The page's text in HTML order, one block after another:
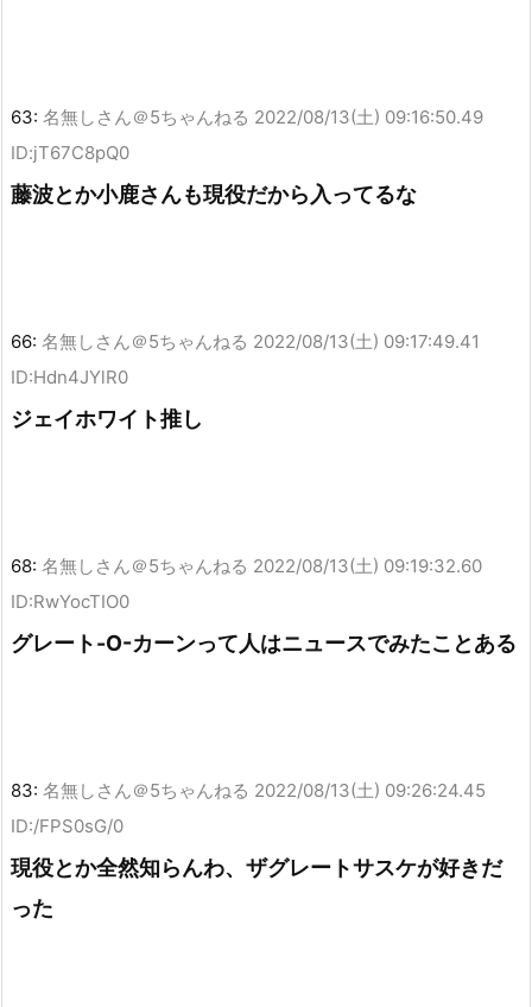
63: 名無しさん＠5ちゃんねる 2022/08/13(土) 09:16:50.49
ID:jT67C8pQ0
藤波とか小鹿さんも現役だから入ってるな
66: 名無しさん＠5ちゃんねる 2022/08/13(土) 09:17:49.41
ID:Hdn4JYlR0
ジェイホワイト推し
68: 名無しさん＠5ちゃんねる 2022/08/13(土) 09:19:32.60
ID:RwYocTIO0
グレート-O-カーンって人はニュースでみたことある
83: 名無しさん＠5ちゃんねる 2022/08/13(土) 09:26:24.45
ID:/FPS0sG/0
現役とか全然知らんわ、ザグレートサスケが好きだ
った